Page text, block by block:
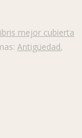
mejor cubierta
Antigüedad,